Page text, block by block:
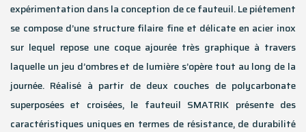
expérimentation dans la conception de ce fauteuil. Le piétement
se compose d’une structure filaire fine et délicate en acier inox
sur lequel repose une coque ajourée très graphique à travers
laquelle un jeu d’ombres et de lumière s’opère tout au long de la
journée. Réalisé à partir de deux couches de polycarbonate
superposées et croisées, le fauteuil SMATRIK présente des
caractéristiques uniques en termes de résistance, de durabilité